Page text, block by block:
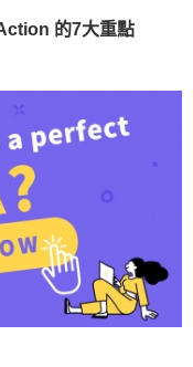
的7大重點